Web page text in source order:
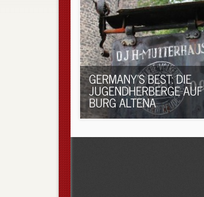
GERMANY’S BEST: DIE
JUGENDHERBERGE AUF
BURG ALTENA